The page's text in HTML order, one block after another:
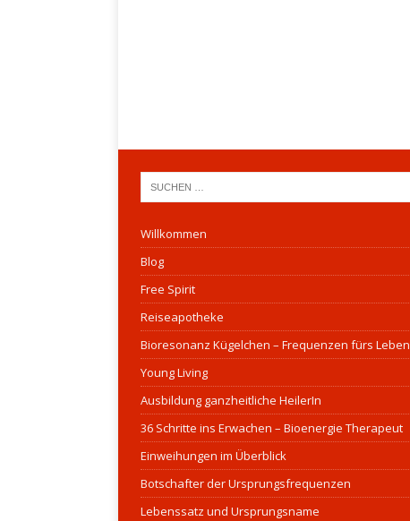
Willkommen
Blog
Free Spirit
Reiseapotheke
Bioresonanz Kügelchen – Frequenzen fürs Leben
Young Living
Ausbildung ganzheitliche HeilerIn
36 Schritte ins Erwachen – Bioenergie Therapeut
Einweihungen im Überblick
Botschafter der Ursprungsfrequenzen
Lebenssatz und Ursprungsname